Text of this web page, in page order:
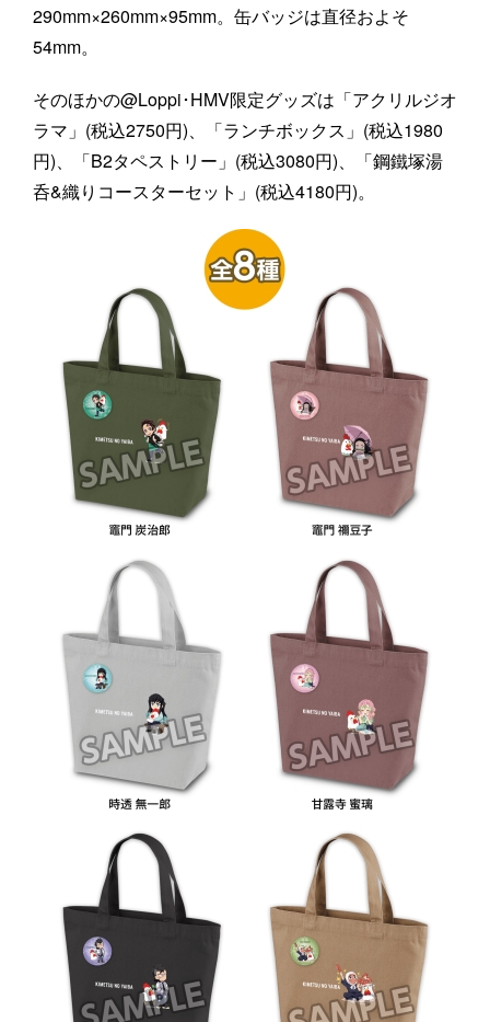
290mm×260mm×95mm。缶バッジは直径およそ
54mm。
そのほかの@Loppi･HMV限定グッズは「アクリルジオ
ラマ」(税込2750円)、「ランチボックス」(税込1980
円)、「B2タペストリー」(税込3080円)、「鋼鐵塚湯
呑&織りコースターセット」(税込4180円)。